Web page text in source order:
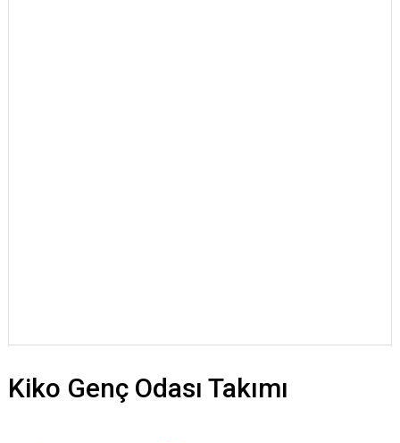
Kiko Genç Odası Takımı